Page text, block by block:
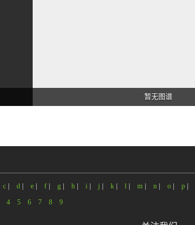
暂无图谱
c d e f g h i j k l m n o p
4 5 6 7 8 9